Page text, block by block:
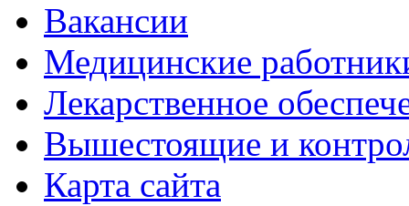
Вакансии
Медицинские
Лекарственное
Вышестоящие и
Карта сайта